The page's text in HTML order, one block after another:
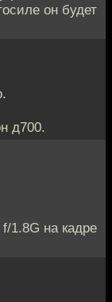
он будет
д700.
1.8G на кадре